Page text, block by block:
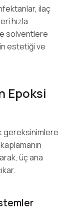
ilaç
hızla
solventlere
estetiği ve
Epoksi
gereksinimlere
üç ana